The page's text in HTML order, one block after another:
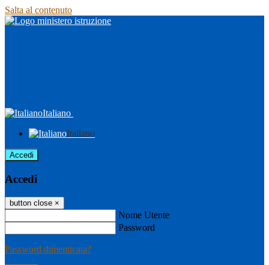
Salta al contenuto
Italiano
Italiano
Accedi
Accedi
button close ×
Nome Utente
Password
Password dimenticata?